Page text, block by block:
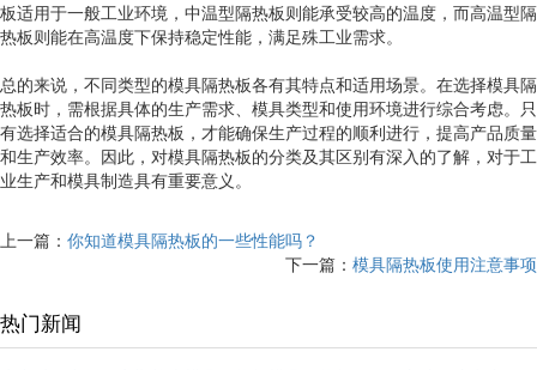
板适用于一般工业环境，中温型隔热板则能承受较高的温度，而高温型隔
热板则能在高温度下保持稳定性能，满足殊工业需求。
总的来说，不同类型的模具隔热板各有其特点和适用场景。在选择模具隔
热板时，需根据具体的生产需求、模具类型和使用环境进行综合考虑。只
有选择适合的模具隔热板，才能确保生产过程的顺利进行，提高产品质量
和生产效率。因此，对模具隔热板的分类及其区别有深入的了解，对于工
业生产和模具制造具有重要意义。
上一篇： 你知道模具隔热板的一些性能吗？
下一篇： 模具隔热板使用注意事项
热门新闻